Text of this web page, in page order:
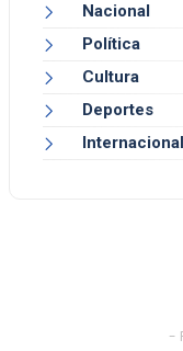
Nacional
Política
Cultura
Deportes
Internacional
-